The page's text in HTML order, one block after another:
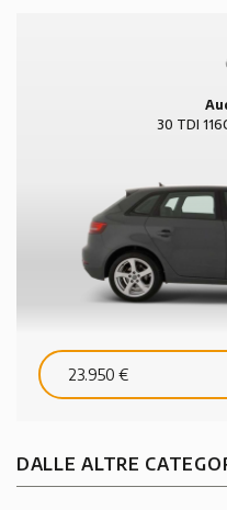
30 TDI
23.950 €
DALLE ALTRE